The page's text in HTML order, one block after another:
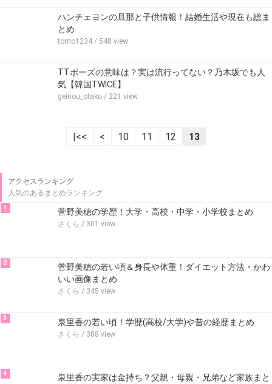
ハンチェヨンの旦那と子供情報！結婚生活や現在も総ま
とめ
tomo1234 / 548 view
TTポーズの意味は？実は流行ってない？乃木坂でも人
気【韓国TWICE】
geinou_otaku / 221 view
|<< < 10 11 12 13
アクセスランキング
人気のあるまとめランキング
1 菅野美穂の学歴！大学・高校・中学・小学校まとめ
さくら / 301 view
2
菅野美穂の若い頃＆身長や体重！ダイエット方法・かわ
いい画像まとめ
さくら / 345 view
3 泉里香の若い頃！学歴(高校/大学)や昔の経歴まとめ
さくら / 388 view
4
泉里香の実家は金持ち？父親・母親・兄弟など家族まと